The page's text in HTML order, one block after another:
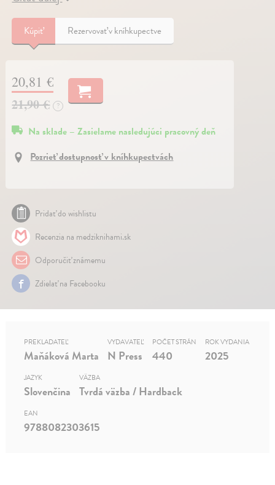
Kúpiť Rezervovať v kníhkupectve
20,81 €
21,90 €
?
Na sklade – Zasielame nasledujúci pracovný deň
Pozrieť dostupnosť v kníhkupectvách
Pridať do wishlistu
Recenzia na medziknihami.sk
Odporučiť známemu
Zdielať na Facebooku
PREKLADATEĽ
Maňáková Marta
VYDAVATEĽ
N Press
POČET STRÁN
440
ROK VYDANIA
2025
JAZYK
Slovenčina
VÄZBA
Tvrdá väzba / Hardback
EAN
9788082303615